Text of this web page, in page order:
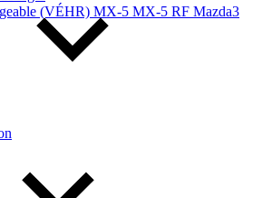
(VÉHR) MX-5 MX-5 RF Mazda3